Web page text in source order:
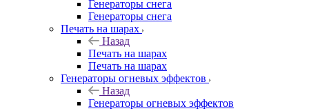
Генераторы снега
Генераторы снега
Печать на шарах
Назад
Печать на шарах
Печать на шарах
Генераторы огневых эффектов
Назад
Генераторы огневых эффектов